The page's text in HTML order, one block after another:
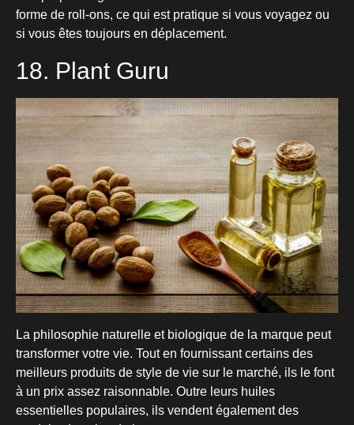
forme de roll-ons, ce qui est pratique si vous voyagez ou
si vous êtes toujours en déplacement.
18. Plant Guru
La philosophie naturelle et biologique de la marque peut
transformer votre vie. Tout en fournissant certains des
meilleurs produits de style de vie sur le marché, ils le font
à un prix assez raisonnable. Outre leurs huiles
essentielles populaires, ils vendent également des